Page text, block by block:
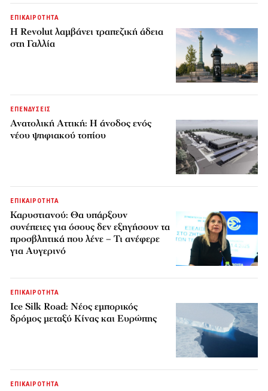
ΕΠΙΚΑΙΡΟΤΗΤΑ
Η Revolut λαμβάνει τραπεζική άδεια
στη Γαλλία
ΕΠΕΝΔΥΣΕΙΣ
Ανατολική Αττική: Η άνοδος ενός
νέου ψηφιακού τοπίου
ΕΠΙΚΑΙΡΟΤΗΤΑ
Καρυστιανού: Θα υπάρξουν
συνέπειες για όσους δεν εξηγήσουν τα
προσβλητικά που λένε – Τι ανέφερε
για Αυγερινό
ΕΠΙΚΑΙΡΟΤΗΤΑ
Ice Silk Road: Nέος εμπορικός
δρόμος μεταξύ Κίνας και Ευρώπης
ΕΠΙΚΑΙΡΟΤΗΤΑ